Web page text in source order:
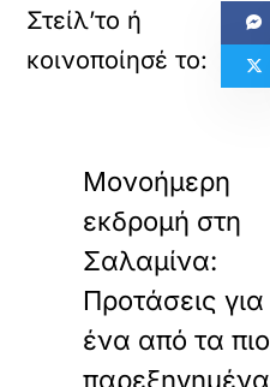
Μονοήμερη
εκδρομή στη
Σαλαμίνα:
Προτάσεις για
ένα από τα πιο
παρεξηγημένα